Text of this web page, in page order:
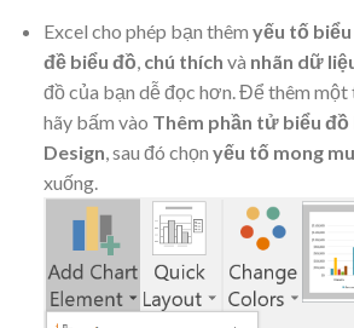
Excel cho phép bạn thêm yếu tố
đề biểu đồ, chú thích và nhãn dữ
đồ của bạn dễ đọc hơn. Để thêm một
hãy bấm vào Thêm phần tử biểu đồ
Design, sau đó chọn yếu tố mong
xuống.